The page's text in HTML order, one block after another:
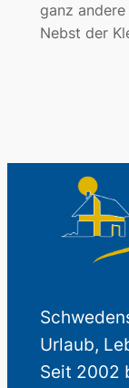
ganz
Nebst der
Urlaub,
Seit 2002